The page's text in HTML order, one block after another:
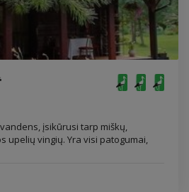
įsikūrusi tarp miškų,
upelių vingių. Yra visi patogumai,